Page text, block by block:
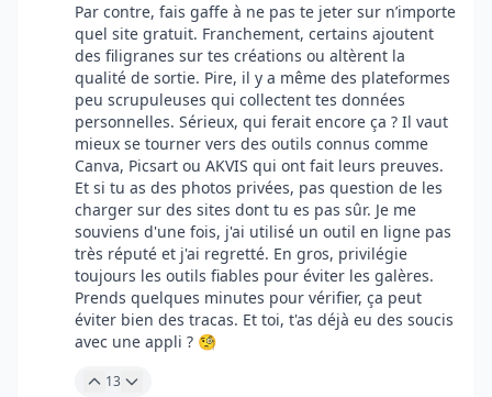
Par contre, fais gaffe à ne pas te jeter sur n’importe
quel site gratuit. Franchement, certains ajoutent
des filigranes sur tes créations ou altèrent la
qualité de sortie. Pire, il y a même des plateformes
peu scrupuleuses qui collectent tes données
personnelles. Sérieux, qui ferait encore ça ? Il vaut
mieux se tourner vers des outils connus comme
Canva, Picsart ou AKVIS qui ont fait leurs preuves.
Et si tu as des photos privées, pas question de les
charger sur des sites dont tu es pas sûr. Je me
souviens d'une fois, j'ai utilisé un outil en ligne pas
très réputé et j'ai regretté. En gros, privilégie
toujours les outils fiables pour éviter les galères.
Prends quelques minutes pour vérifier, ça peut
éviter bien des tracas. Et toi, t'as déjà eu des soucis
avec une appli ? 🧐
13